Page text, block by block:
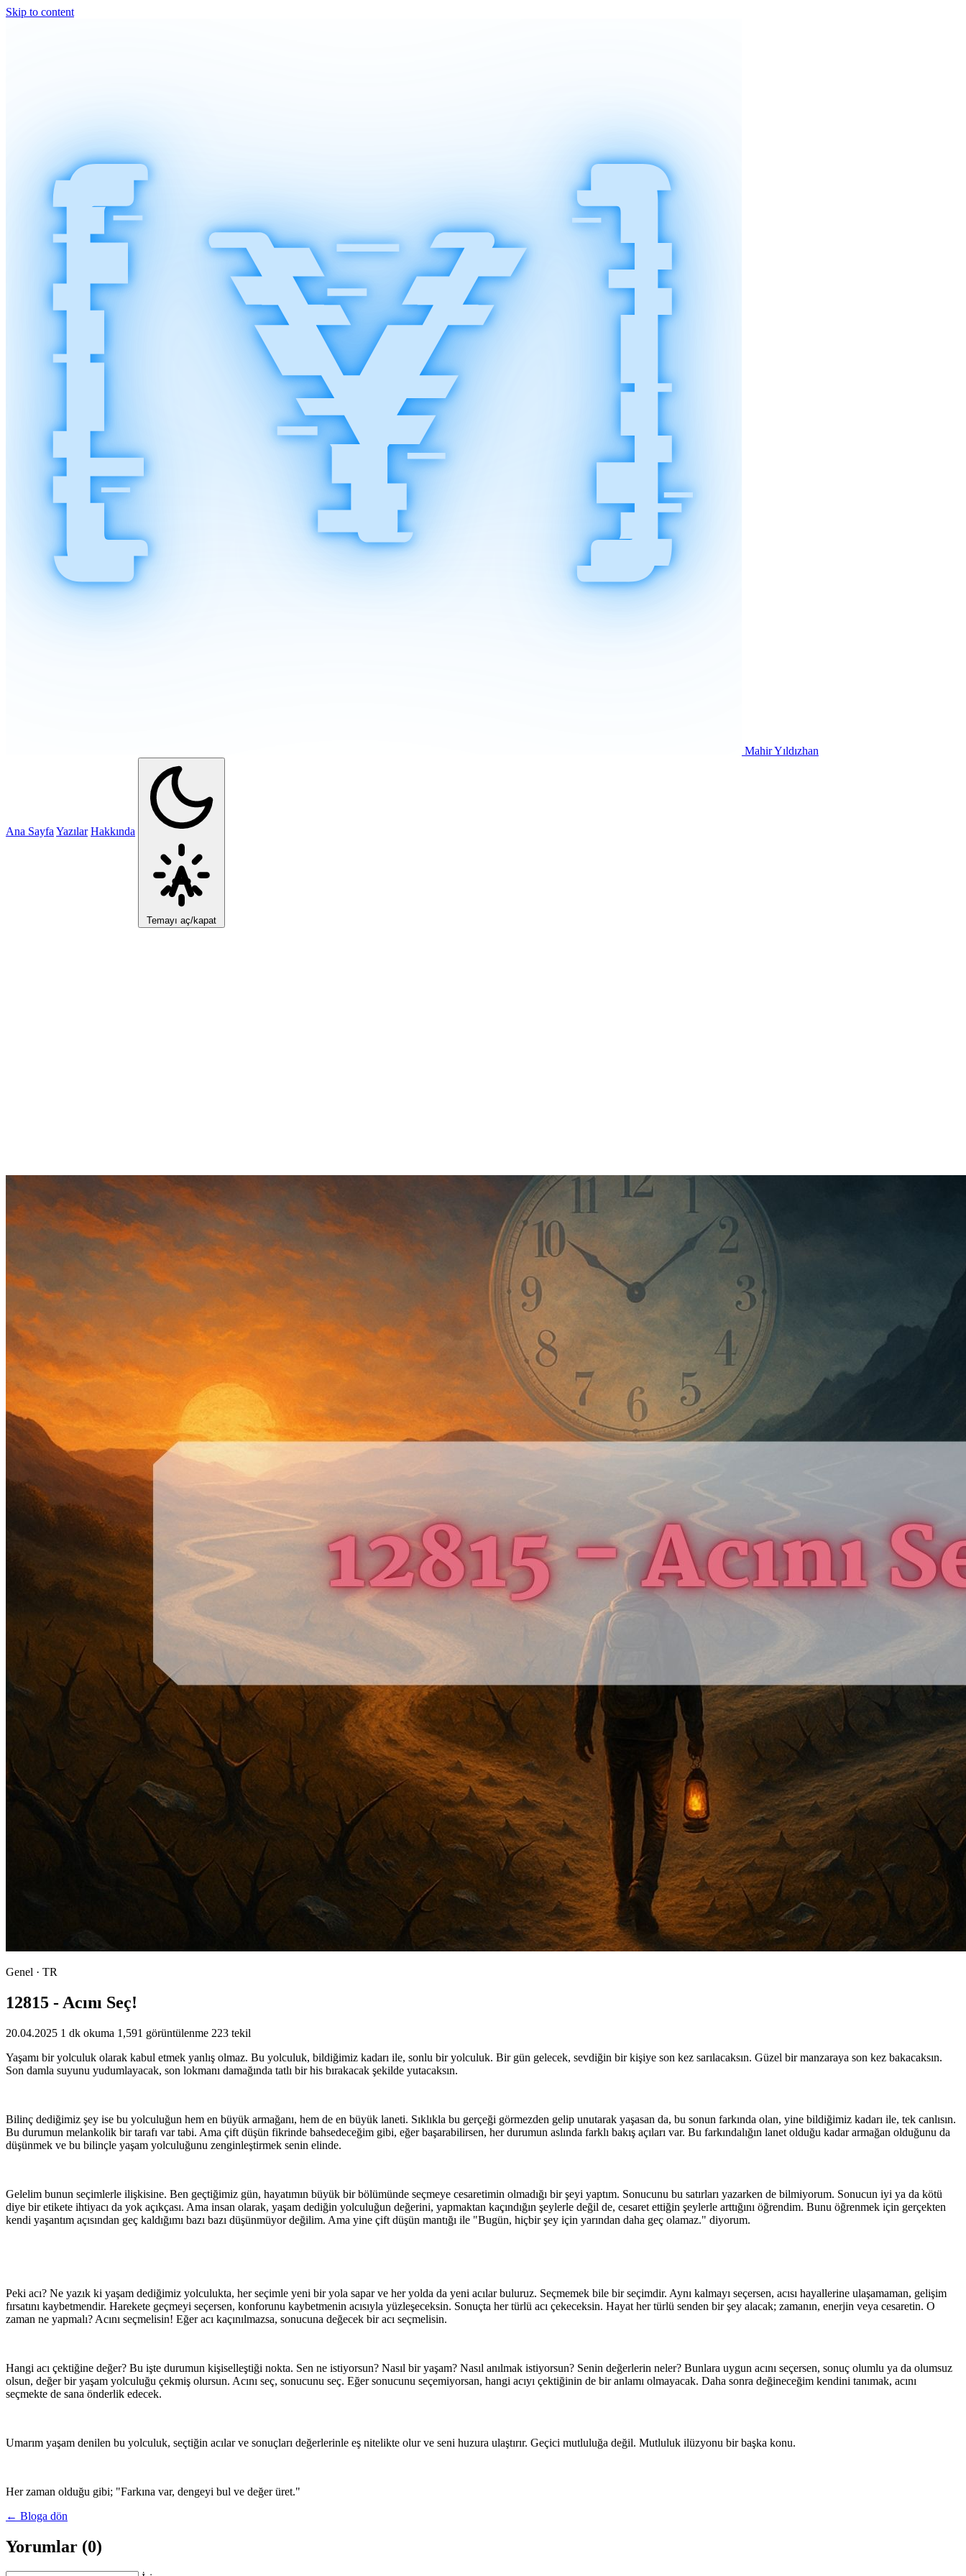
Skip to content
Mahir Yıldızhan
Ana Sayfa Yazılar Hakkında
Temayı aç/kapat
Genel · TR
12815 - Acını Seç!
20.04.2025 1 dk okuma 1,591 görüntülenme 223 tekil
Yaşamı bir yolculuk olarak kabul etmek yanlış olmaz. Bu yolculuk, bildiğimiz kadarı ile, sonlu bir yolculuk. Bir gün gelecek, sevdiğin bir kişiye son kez sarılacaksın. Güzel bir manzaraya son kez bakacaksın.
Son damla suyunu yudumlayacak, son lokmanı damağında tatlı bir his bırakacak şekilde yutacaksın.
Bilinç dediğimiz şey ise bu yolculuğun hem en büyük armağanı, hem de en büyük laneti. Sıklıkla bu gerçeği görmezden gelip unutarak yaşasan da, bu sonun farkında olan, yine bildiğimiz kadarı ile, tek canlısın.
Bu durumun melankolik bir tarafı var tabi. Ama çift düşün fikrinde bahsedeceğim gibi, eğer başarabilirsen, her durumun aslında farklı bakış açıları var. Bu farkındalığın lanet olduğu kadar armağan olduğunu da
düşünmek ve bu bilinçle yaşam yolculuğunu zenginleştirmek senin elinde.
Gelelim bunun seçimlerle ilişkisine. Ben geçtiğimiz gün, hayatımın büyük bir bölümünde seçmeye cesaretimin olmadığı bir şeyi yaptım. Sonucunu bu satırları yazarken de bilmiyorum. Sonucun iyi ya da kötü
diye bir etikete ihtiyacı da yok açıkçası. Ama insan olarak, yaşam dediğin yolculuğun değerini, yapmaktan kaçındığın şeylerle değil de, cesaret ettiğin şeylerle arttığını öğrendim. Bunu öğrenmek için gerçekten
kendi yaşantım açısından geç kaldığımı bazı bazı düşünmüyor değilim. Ama yine çift düşün mantığı ile "Bugün, hiçbir şey için yarından daha geç olamaz." diyorum.
Peki acı? Ne yazık ki yaşam dediğimiz yolculukta, her seçimle yeni bir yola sapar ve her yolda da yeni acılar buluruz. Seçmemek bile bir seçimdir. Aynı kalmayı seçersen, acısı hayallerine ulaşamaman, gelişim
fırsatını kaybetmendir. Harekete geçmeyi seçersen, konforunu kaybetmenin acısıyla yüzleşeceksin. Sonuçta her türlü acı çekeceksin. Hayat her türlü senden bir şey alacak; zamanın, enerjin veya cesaretin. O
zaman ne yapmalı? Acını seçmelisin! Eğer acı kaçınılmazsa, sonucuna değecek bir acı seçmelisin.
Hangi acı çektiğine değer? Bu işte durumun kişiselleştiği nokta. Sen ne istiyorsun? Nasıl bir yaşam? Nasıl anılmak istiyorsun? Senin değerlerin neler? Bunlara uygun acını seçersen, sonuç olumlu ya da olumsuz
olsun, değer bir yaşam yolculuğu çekmiş olursun. Acını seç, sonucunu seç. Eğer sonucunu seçemiyorsan, hangi acıyı çektiğinin de bir anlamı olmayacak. Daha sonra değineceğim kendini tanımak, acını
seçmekte de sana önderlik edecek.
Umarım yaşam denilen bu yolculuk, seçtiğin acılar ve sonuçları değerlerinle eş nitelikte olur ve seni huzura ulaştırır. Geçici mutluluğa değil. Mutluluk ilüzyonu bir başka konu.
Her zaman olduğu gibi; "Farkına var, dengeyi bul ve değer üret."
← Bloga dön
Yorumlar (0)